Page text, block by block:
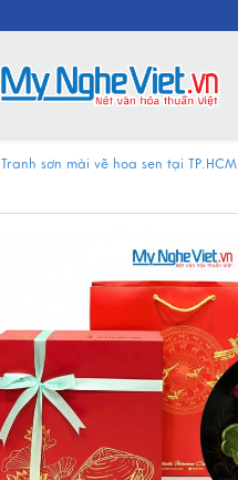
Tranh sơn mài vẽ hoa sen tại TP.HCM